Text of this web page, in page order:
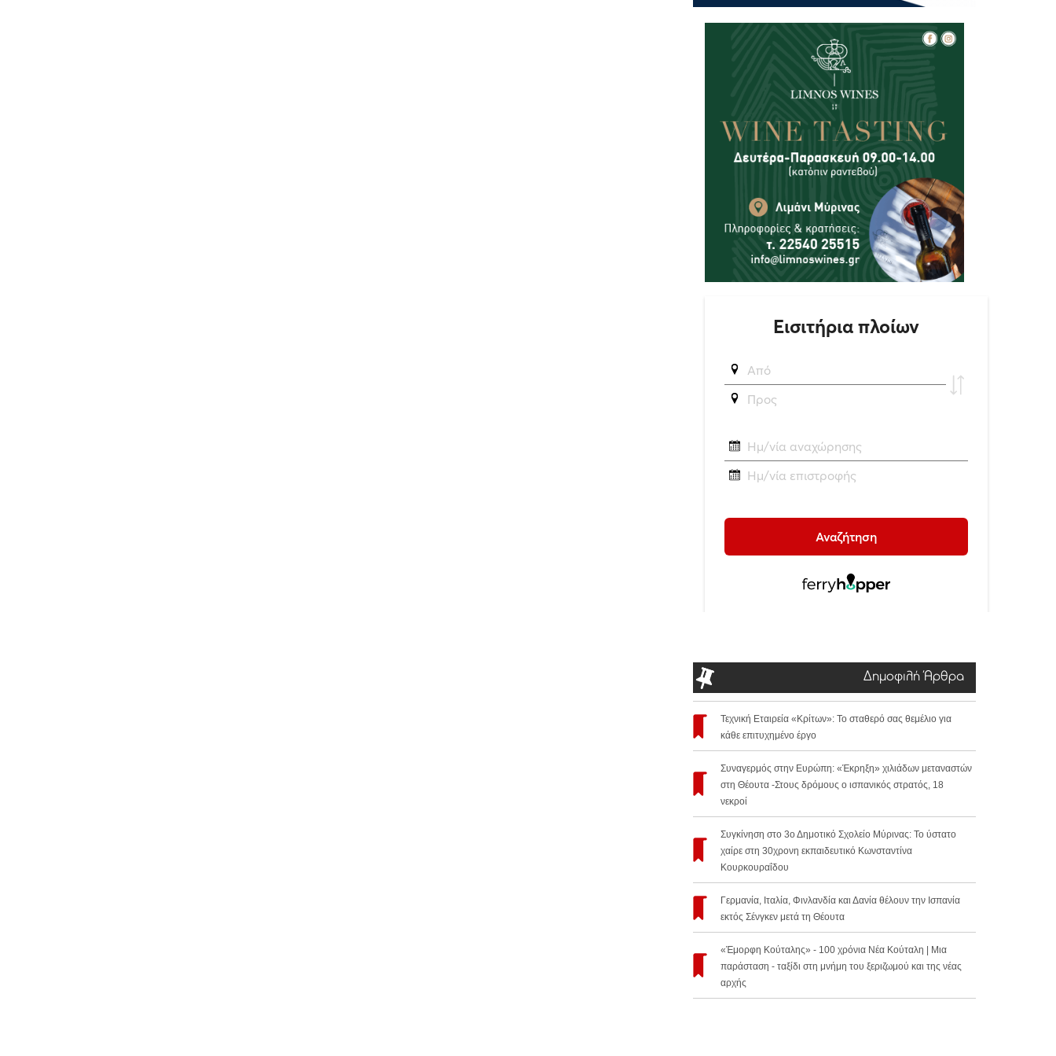
Δημοφιλή Άρθρα
Τεχνική Εταιρεία «Κρίτων»: Το σταθερό σας θεμέλιο για
κάθε επιτυχημένο έργο
Συναγερμός στην Ευρώπη: «Έκρηξη» χιλιάδων μεταναστών
στη Θέουτα -Στους δρόμους ο ισπανικός στρατός, 18
νεκροί
Συγκίνηση στο 3ο Δημοτικό Σχολείο Μύρινας: Το ύστατο
χαίρε στη 30χρονη εκπαιδευτικό Κωνσταντίνα
Κουρκουραΐδου
Γερμανία, Ιταλία, Φινλανδία και Δανία θέλουν την Ισπανία
εκτός Σένγκεν μετά τη Θέουτα
«Έμορφη Κούταλης» - 100 χρόνια Νέα Κούταλη | Μια
παράσταση - ταξίδι στη μνήμη του ξεριζωμού και της νέας
αρχής